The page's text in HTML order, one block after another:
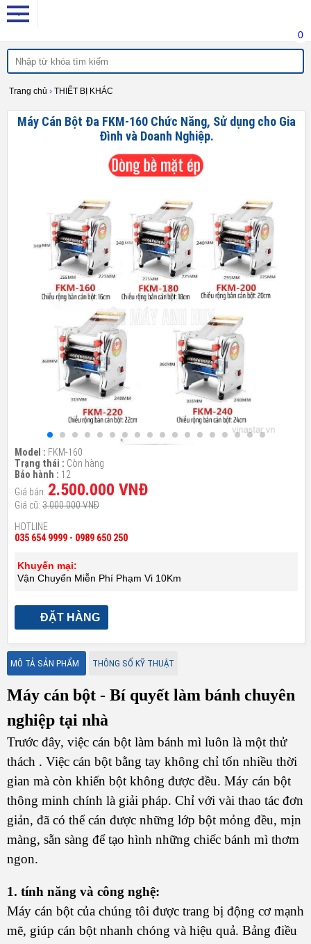
0
Trang chủ › THIẾT BỊ KHÁC
Máy Cán Bột Đa FKM-160 Chức Năng, Sử dụng cho Gia
Đình và Doanh Nghiệp.
Model : FKM-160
Trạng thái : Còn hàng
Bảo hành : 12
Giá bán: 2.500.000 VNĐ
Giá cũ: 3.000.000 VNĐ
HOTLINE
035 654 9999 - 0989 650 250
Khuyến mại:
Vận Chuyển Miễn Phí Phạm Vi 10Km
ĐẶT HÀNG
MÔ TẢ SẢN PHẨM THÔNG SỐ KỸ THUẬT
Máy cán bột - Bí quyết làm bánh chuyên
nghiệp tại nhà
Trước đây, việc cán bột làm bánh mì luôn là một thử
thách . Việc cán bột bằng tay không chỉ tốn nhiều thời
gian mà còn khiến bột không được đều. Máy cán bột
thông minh chính là giải pháp. Chỉ với vài thao tác đơn
giản, đã có thể cán được những lớp bột mỏng đều, mịn
màng, sẵn sàng để tạo hình những chiếc bánh mì thơm
ngon.
1. tính năng và công nghệ:
Máy cán bột của chúng tôi được trang bị động cơ mạnh
mẽ, giúp cán bột nhanh chóng và hiệu quả. Bảng điều